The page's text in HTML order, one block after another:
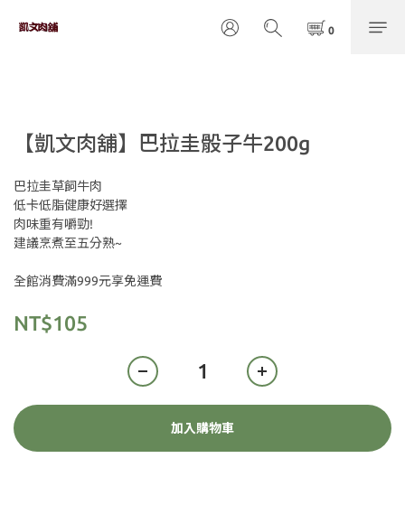
【凱文肉舖】巴拉圭骰子牛200g
巴拉圭草飼牛肉
低卡低脂健康好選擇
肉味重有嚼勁!
建議烹煮至五分熟~
全館消費滿999元享免運費
NT$105
加入購物車